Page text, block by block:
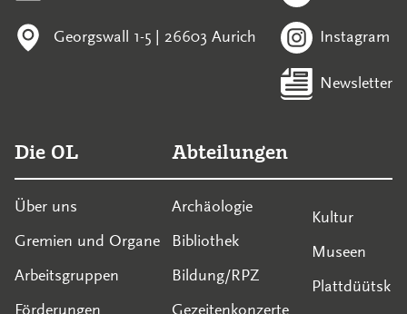
Georgswall 1-5 | 26603 Aurich Instagram
Newsletter
Die OL
Über uns
Gremien und Organe
Arbeitsgruppen
Förderungen
Abteilungen
Archäologie
Bibliothek
Bildung/RPZ
Gezeitenkonzerte
Kultur
Museen
Plattdüütsk